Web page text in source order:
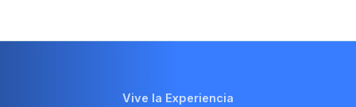
Vive la Experiencia